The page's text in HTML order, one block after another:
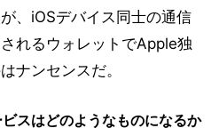
、iOSデバイス同士の通信
れるウォレットでApple独
ナンセンスだ。
スはどのようなものになるか